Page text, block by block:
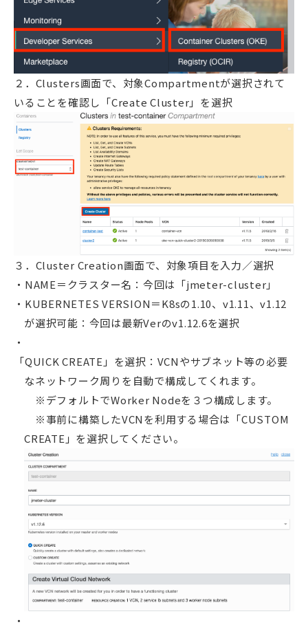
２．Clusters画面で、対象Compartmentが選択されて
いることを確認し「Create Cluster」を選択
３．Cluster Creation画面で、対象項目を入力／選択
NAME＝クラスター名：今回は「jmeter-cluster」
KUBERNETES VERSION＝K8sの1.10、v1.11、v1.12
が選択可能：今回は最新Verのv1.12.6を選択
「QUICK CREATE」を選択：VCNやサブネット等の必要
なネットワーク周りを自動で構成してくれます。
※デフォルトでWorker Nodeを３つ構成します。
※事前に構築したVCNを利用する場合は「CUSTOM
CREATE」を選択してください。